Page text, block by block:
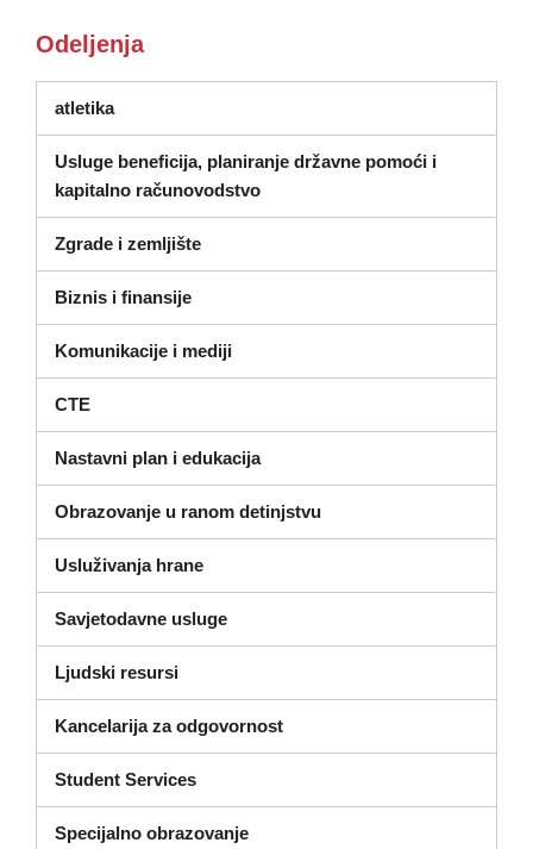
Odeljenja
atletika
Usluge beneficija, planiranje državne pomoći i
kapitalno računovodstvo
Zgrade i zemljište
Biznis i finansije
Komunikacije i mediji
CTE
Nastavni plan i edukacija
Obrazovanje u ranom detinjstvu
Usluživanja hrane
Savjetodavne usluge
Ljudski resursi
Kancelarija za odgovornost
Student Services
Specijalno obrazovanje